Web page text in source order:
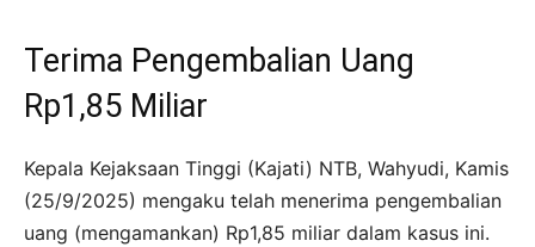
Terima Pengembalian Uang
Rp1,85 Miliar
Kepala Kejaksaan Tinggi (Kajati) NTB, Wahyudi, Kamis
(25/9/2025) mengaku telah menerima pengembalian
uang (mengamankan) Rp1,85 miliar dalam kasus ini.